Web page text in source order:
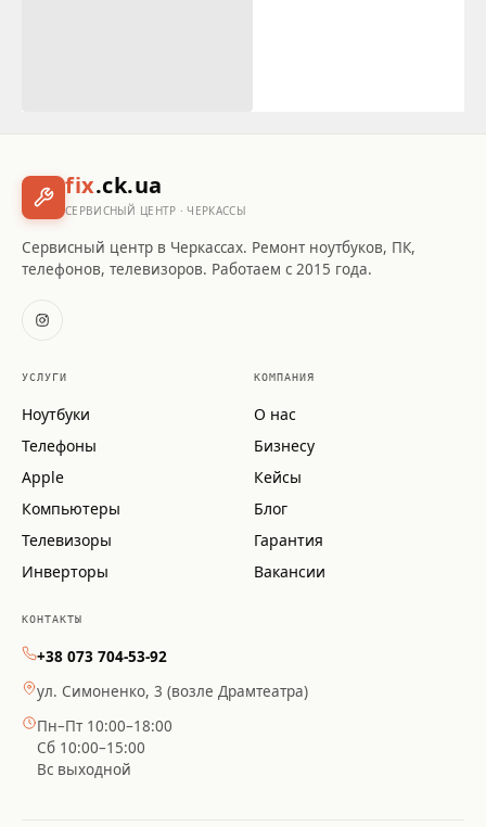
fix.ck.ua
СЕРВИСНЫЙ ЦЕНТР · ЧЕРКАССЫ
Сервисный центр в Черкассах. Ремонт ноутбуков, ПК,
телефонов, телевизоров. Работаем с 2015 года.
УСЛУГИ
Ноутбуки
Телефоны
Apple
Компьютеры
Телевизоры
Инверторы
КОМПАНИЯ
О нас
Бизнесу
Кейсы
Блог
Гарантия
Вакансии
КОНТАКТЫ
+38 073 704-53-92
ул. Симоненко, 3 (возле Драмтеатра)
Пн–Пт 10:00–18:00
Сб 10:00–15:00
Вс выходной